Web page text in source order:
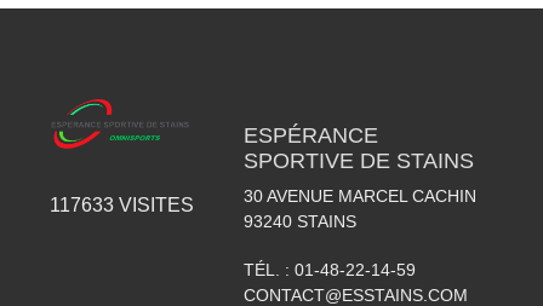
117633VISITES
ESPÉRANCE
SPORTIVE DE STAINS
30 AVENUE MARCEL CACHIN
93240 STAINS
TÉL. : 01-48-22-14-59
CONTACT@ESSTAINS.COM